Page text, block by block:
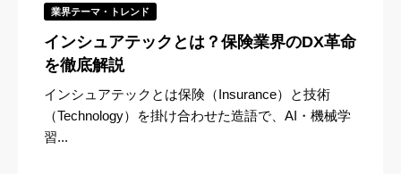
業界テーマ・トレンド
インシュアテックとは？保険業界のDX革命
を徹底解説
インシュアテックとは保険（Insurance）と技術
（Technology）を掛け合わせた造語で、AI・機械学
習...